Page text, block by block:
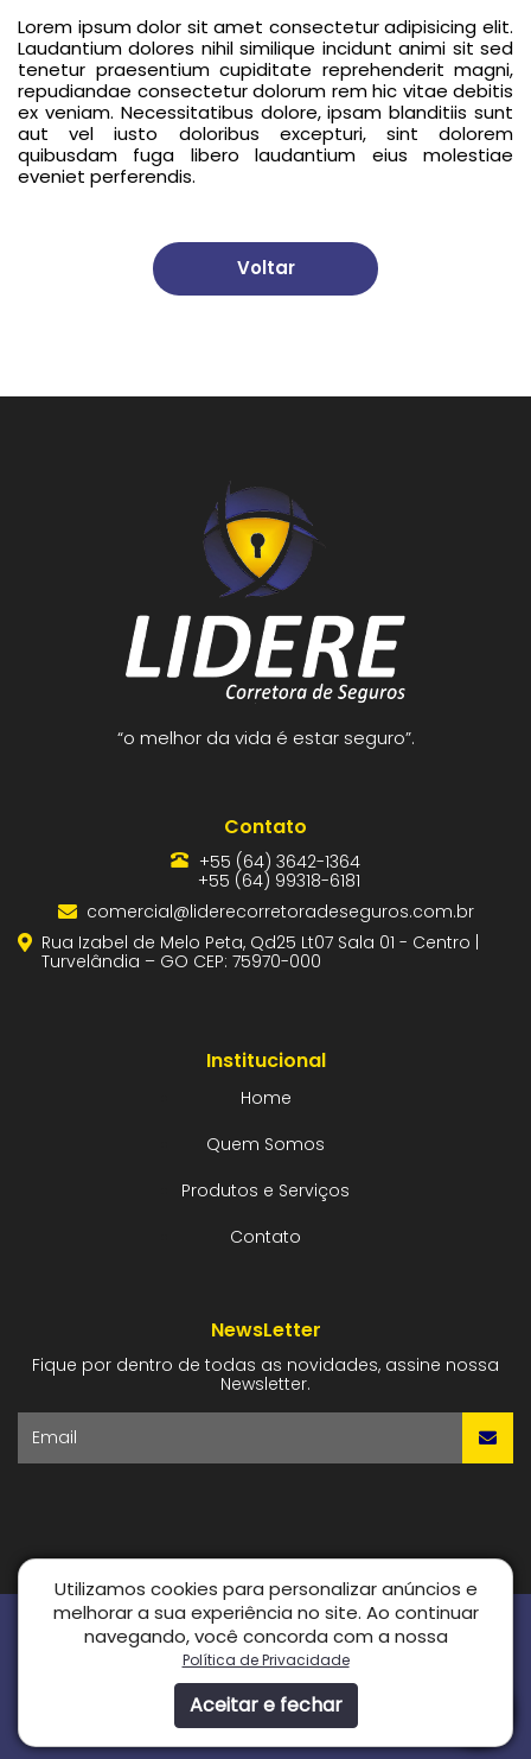
Lorem ipsum dolor sit amet consectetur adipisicing elit.
Laudantium dolores nihil similique incidunt animi sit sed
tenetur praesentium cupiditate reprehenderit magni,
repudiandae consectetur dolorum rem hic vitae debitis
ex veniam. Necessitatibus dolore, ipsam blanditiis sunt
aut vel iusto doloribus excepturi, sint dolorem
quibusdam fuga libero laudantium eius molestiae
eveniet perferendis.
Voltar
“o melhor da vida é estar seguro”.
Contato
+55 (64) 3642-1364
+55 (64) 99318-6181
comercial@liderecorretoradeseguros.com.br
Rua Izabel de Melo Peta, Qd25 Lt07 Sala 01 - Centro |
Turvelândia – GO CEP: 75970-000
Institucional
Home
Quem Somos
Produtos e Serviços
Contato
NewsLetter
Fique por dentro de todas as novidades, assine nossa
Newsletter.
CNPJ: 30.097.314/0001-15
LIDERE - CORRETORA DE SEGUROS © - Todos os direitos reservados.
Criação de Sites: GV8 Agência Digital
Utilizamos cookies para personalizar anúncios e
melhorar a sua experiência no site. Ao continuar
navegando, você concorda com a nossa
Política de Privacidade
Aceitar e fechar